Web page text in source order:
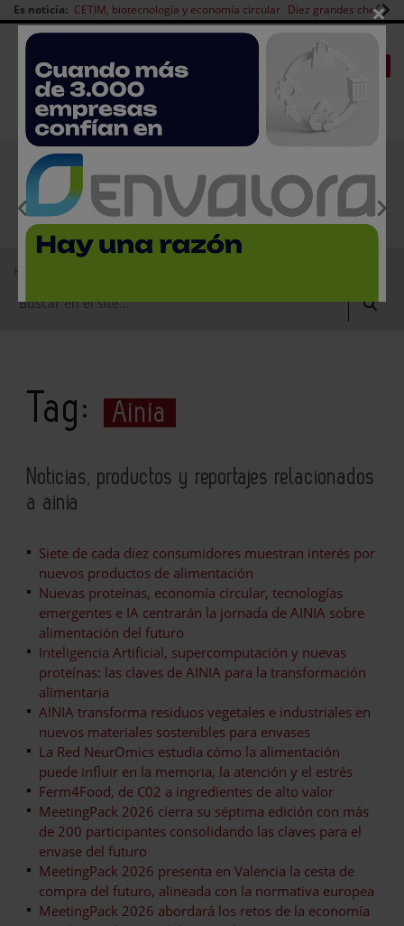
Es noticia: CETIM, biotecnología y economía circular Diez grandes chefs
Redes Sociales
Es noticia
| CANAL EMPLEO Login empresas Registro
Tag: Ainia
Noticias, productos y reportajes relacionados
a ainia
Siete de cada diez consumidores muestran interés por
nuevos productos de alimentación
Nuevas proteínas, economía circular, tecnologías
emergentes e IA centrarán la jornada de AINIA sobre
alimentación del futuro
Inteligencia Artificial, supercomputación y nuevas
proteínas: las claves de AINIA para la transformación
alimentaria
AINIA transforma residuos vegetales e industriales en
nuevos materiales sostenibles para envases
La Red NeurOmics estudia cómo la alimentación
puede influir en la memoria, la atención y el estrés
Ferm4Food, de C02 a ingredientes de alto valor
MeetingPack 2026 cierra su séptima edición con más
de 200 participantes consolidando las claves para el
envase del futuro
MeetingPack 2026 presenta en Valencia la cesta de
compra del futuro, alineada con la normativa europea
MeetingPack 2026 abordará los retos de la economía
×